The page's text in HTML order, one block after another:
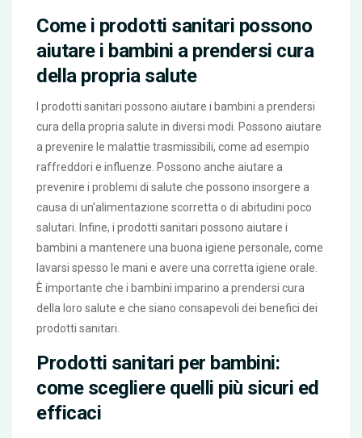
Come i prodotti sanitari possono
aiutare i bambini a prendersi cura
della propria salute
I prodotti sanitari possono aiutare i bambini a prendersi
cura della propria salute in diversi modi. Possono aiutare
a prevenire le malattie trasmissibili, come ad esempio
raffreddori e influenze. Possono anche aiutare a
prevenire i problemi di salute che possono insorgere a
causa di un'alimentazione scorretta o di abitudini poco
salutari. Infine, i prodotti sanitari possono aiutare i
bambini a mantenere una buona igiene personale, come
lavarsi spesso le mani e avere una corretta igiene orale.
È importante che i bambini imparino a prendersi cura
della loro salute e che siano consapevoli dei benefici dei
prodotti sanitari.
Prodotti sanitari per bambini:
come scegliere quelli più sicuri ed
efficaci